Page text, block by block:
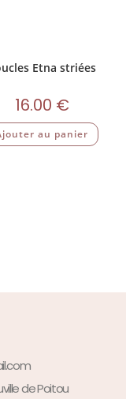
Etna striées
16.00 €
au panier
de Poitou